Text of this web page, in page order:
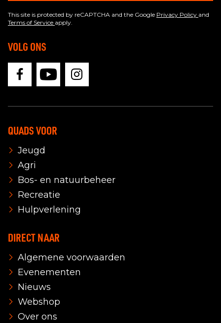
This site is protected by reCAPTCHA and the Google Privacy Policy and
Terms of Service apply.
VOLG ONS
QUADS VOOR
Jeugd
Agri
Bos- en natuurbeheer
Recreatie
Hulpverlening
DIRECT NAAR
Algemene voorwaarden
Evenementen
Nieuws
Webshop
Over ons